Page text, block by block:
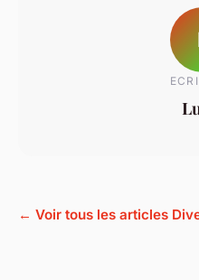
← Voir tous les articles